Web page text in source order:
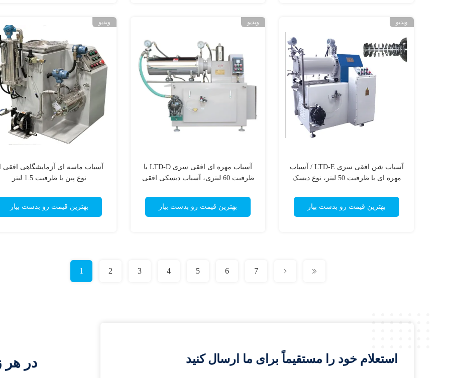
ویدیو
آسیاب ماسه ای آزمایشگاهی افقی
نوع پین با ظرفیت 1.5 لیتر
بهترین قیمت رو بدست بیار
ویدیو
آسیاب مهره ای افقی سری LTD-D با
ظرفیت 60 لیتری، آسیاب دیسکی افقی
بهترین قیمت رو بدست بیار
ویدیو
آسیاب شن افقی سری LTD-E / آسیاب
مهره ای با ظرفیت 50 لیتر، نوع دیسک
بهترین قیمت رو بدست بیار
1 2 3 4 5 6 7
در هر استعلام خود را مستقیماً برای ما ارسال کنید